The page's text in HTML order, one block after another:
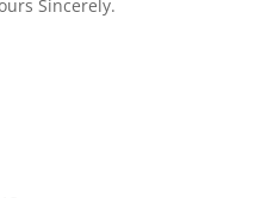
Sincerely.